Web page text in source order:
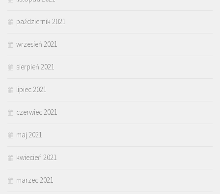
październik 2021
wrzesień 2021
sierpień 2021
lipiec 2021
czerwiec 2021
maj 2021
kwiecień 2021
marzec 2021